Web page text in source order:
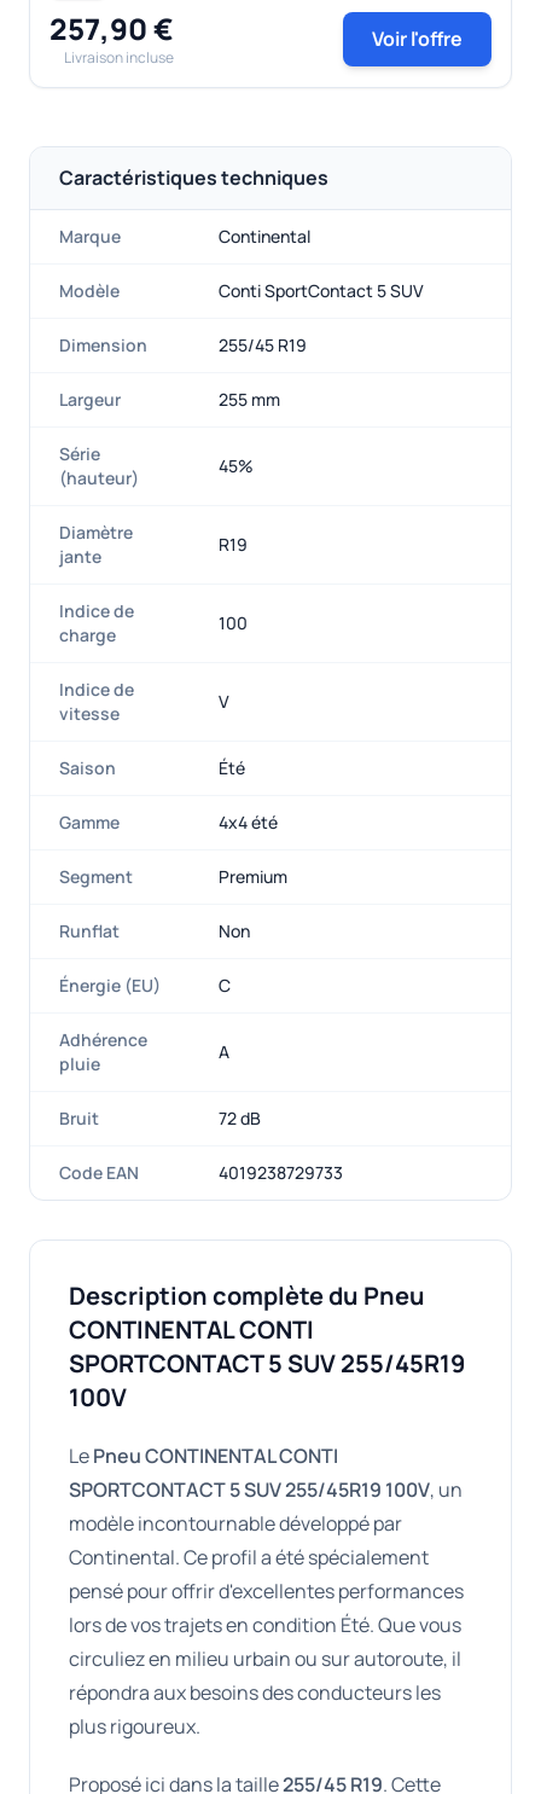
257,90 €
Livraison incluse
Voir l'offre
Caractéristiques techniques
Marque Continental
Modèle Conti SportContact 5 SUV
Dimension 255/45 R19
Largeur 255 mm
Série
(hauteur)
45%
Diamètre
jante
R19
Indice de
charge
100
Indice de
vitesse
V
Saison Été
Gamme 4x4 été
Segment Premium
Runflat Non
Énergie (EU) C
Adhérence
pluie
A
Bruit 72 dB
Code EAN 4019238729733
Description complète du Pneu
CONTINENTAL CONTI
SPORTCONTACT 5 SUV 255/45R19
100V
LePneu CONTINENTAL CONTI
SPORTCONTACT 5 SUV 255/45R19 100V, un
modèle incontournable développé par
Continental. Ce profil a été spécialement
pensé pour offrir d'excellentes performances
lors de vos trajets en condition Été. Que vous
circuliez en milieu urbain ou sur autoroute, il
répondra aux besoins des conducteurs les
plus rigoureux.
Proposé ici dans la taille255/45 R19. Cette